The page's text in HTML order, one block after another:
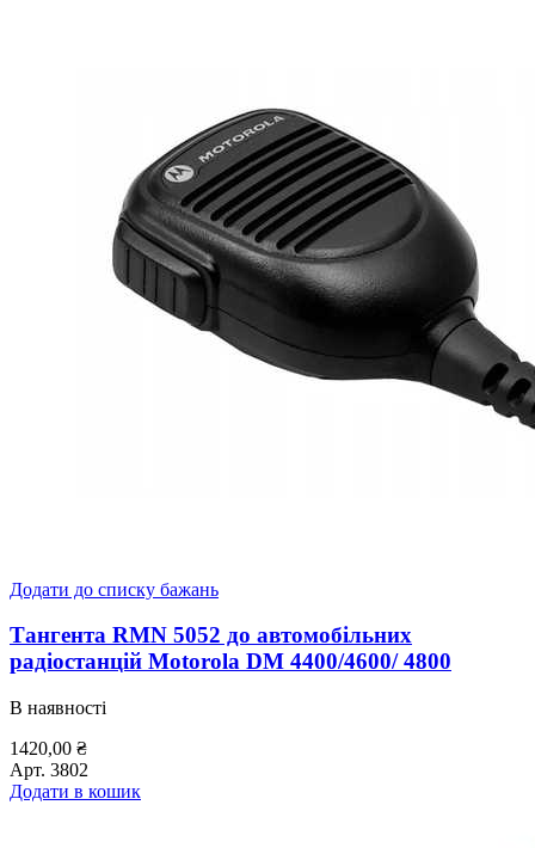
Додати до списку бажань
Тангента RMN 5052 до автомобільних
радіостанцій Motorola DM 4400/4600/ 4800
В наявності
1420,00 ₴
Арт. 3802
Додати в кошик